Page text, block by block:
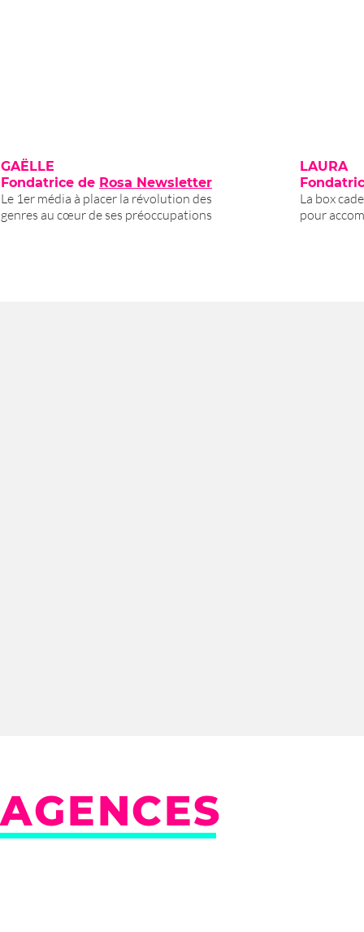
GAËLLE
Fondatrice de Rosa Newsletter
Le 1er média à placer la révolution des
genres au cœur de ses préoccupations
LAURA
La box
pour
AGENCES